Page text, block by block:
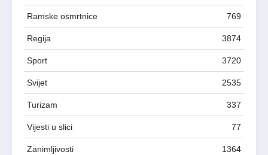
Ramske osmrtnice 769
Regija 3874
Sport 3720
Svijet 2535
Turizam 337
Vijesti u slici 77
Zanimljivosti 1364